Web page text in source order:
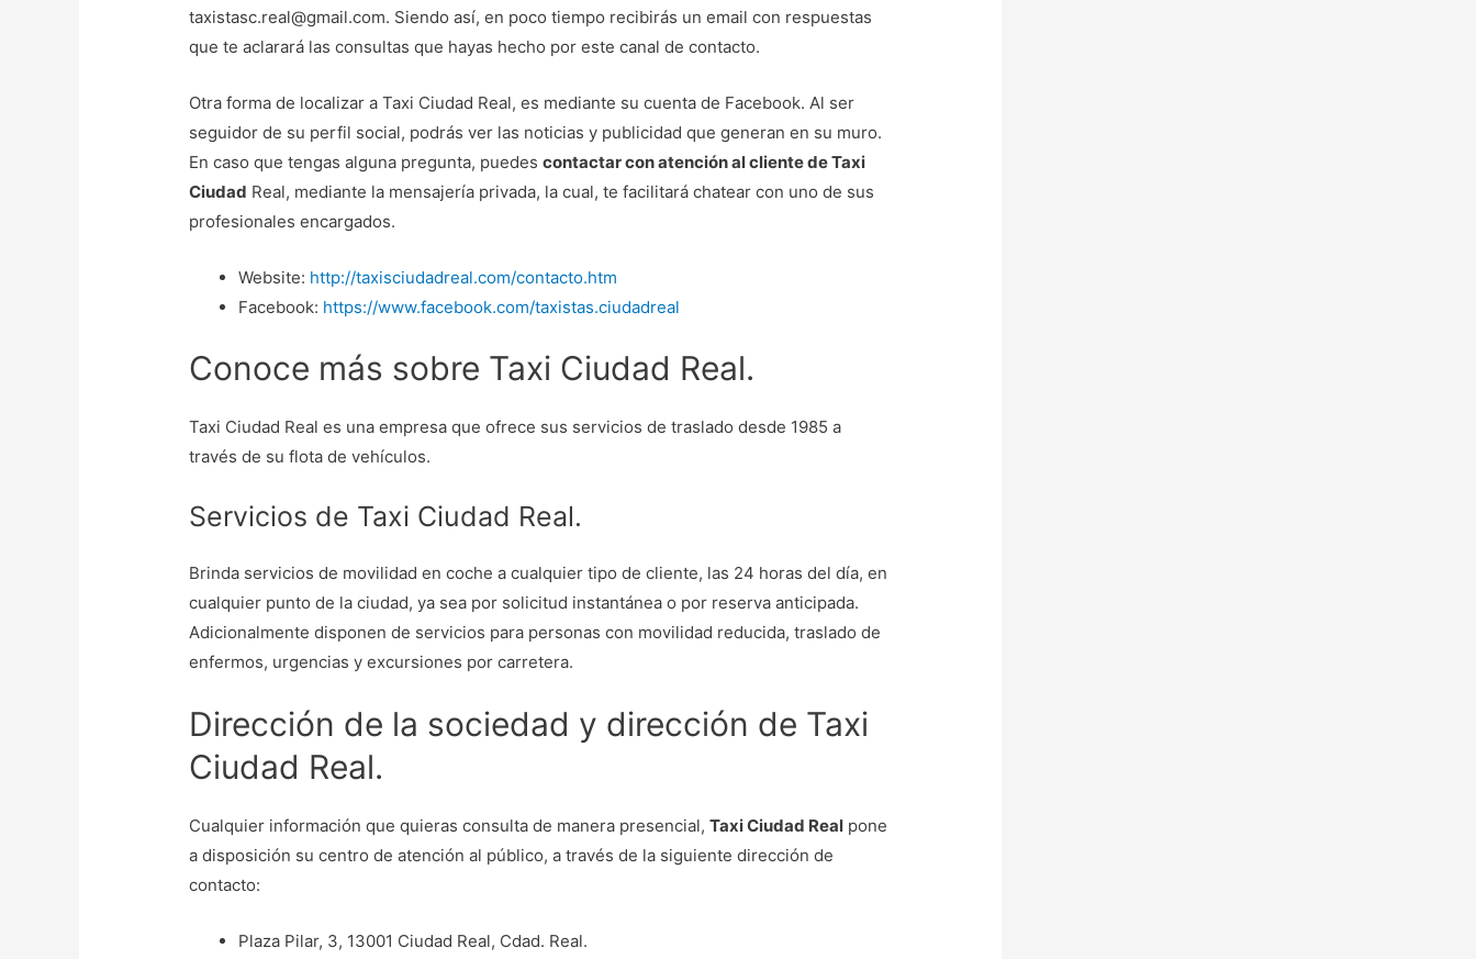
taxistasc.real@gmail.com. Siendo así, en poco tiempo recibirás un email con respuestas
que te aclarará las consultas que hayas hecho por este canal de contacto.
Otra forma de localizar a Taxi Ciudad Real, es mediante su cuenta de Facebook. Al ser
seguidor de su perfil social, podrás ver las noticias y publicidad que generan en su muro.
En caso que tengas alguna pregunta, puedescontactar con atención al cliente de Taxi
Ciudad Real, mediante la mensajería privada, la cual, te facilitará chatear con uno de sus
profesionales encargados.
Website: http://taxisciudadreal.com/contacto.htm
Facebook: https://www.facebook.com/taxistas.ciudadreal
Conoce más sobre Taxi Ciudad Real.
Taxi Ciudad Real es una empresa que ofrece sus servicios de traslado desde 1985 a
través de su flota de vehículos.
Servicios de Taxi Ciudad Real.
Brinda servicios de movilidad en coche a cualquier tipo de cliente, las 24 horas del día, en
cualquier punto de la ciudad, ya sea por solicitud instantánea o por reserva anticipada.
Adicionalmente disponen de servicios para personas con movilidad reducida, traslado de
enfermos, urgencias y excursiones por carretera.
Dirección de la sociedad y dirección de Taxi
Ciudad Real.
Cualquier información que quieras consulta de manera presencial,Taxi Ciudad Real pone
a disposición su centro de atención al público, a través de la siguiente dirección de
contacto:
Plaza Pilar, 3, 13001 Ciudad Real, Cdad. Real.